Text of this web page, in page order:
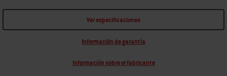
Ver especificaciones
Información de garantía
Información sobre el fabricante